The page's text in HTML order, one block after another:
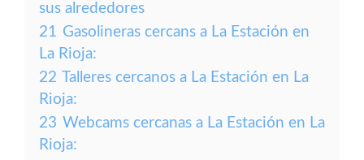
sus alrededores
21 Gasolineras cercans a La Estación en
La Rioja:
22 Talleres cercanos a La Estación en La
Rioja:
23 Webcams cercanas a La Estación en La
Rioja: